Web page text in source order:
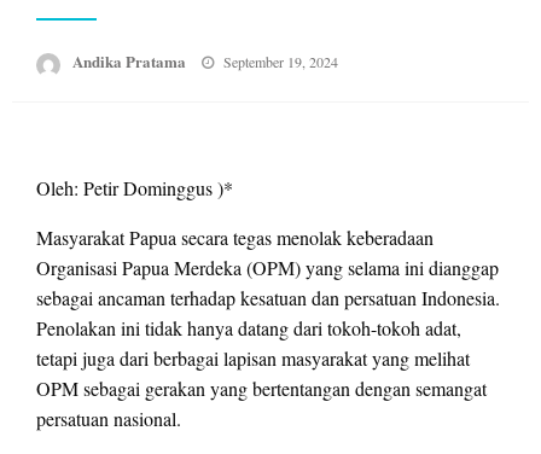
Andika Pratama
Posted
September 19, 2024
Oleh: Petir Dominggus )*
Masyarakat Papua secara tegas menolak keberadaan
Organisasi Papua Merdeka (OPM) yang selama ini dianggap
sebagai ancaman terhadap kesatuan dan persatuan Indonesia.
Penolakan ini tidak hanya datang dari tokoh-tokoh adat,
tetapi juga dari berbagai lapisan masyarakat yang melihat
OPM sebagai gerakan yang bertentangan dengan semangat
persatuan nasional.